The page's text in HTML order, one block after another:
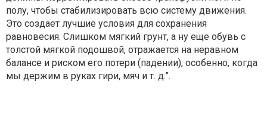
полу, чтобы стабилизировать всю систему движения.
Это создает лучшие условия для сохранения
равновесия. Слишком мягкий грунт, а ну еще обувь с
толстой мягкой подошвой, отражается на неравном
балансе и риском его потери (падении), особенно, когда
мы держим в руках гири, мяч и т. д.”.